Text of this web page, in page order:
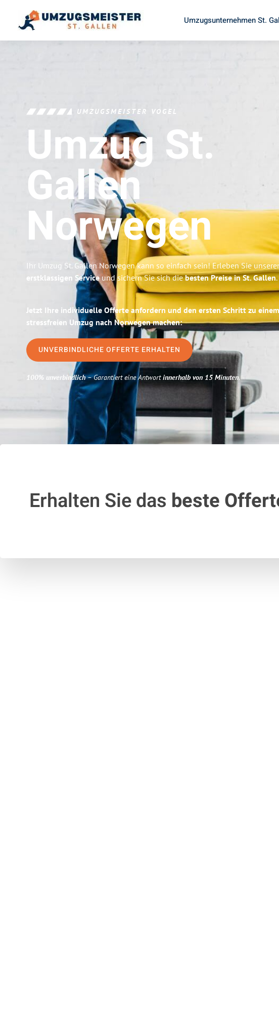
Umzugsunternehmen St.
UMZUGSMEISTER VOGEL
Umzug St.
Gallen
Norwegen
Ihr Umzug St. Gallen Norwegen kann so einfach sein! Erleben Sie
erstklassigen Serviceund sichern Sie sich diebesten Preise in St. Gallen.
Jetzt Ihre individuelle Offerte anfordern und den ersten Schritt zu einem
stressfreien Umzug nach Norwegen machen:
UNVERBINDLICHE OFFERTE ERHALTEN
100% unverbindlich– Garantiert eine Antwortinnerhalb von 15 Minuten.
Erhalten Sie das beste